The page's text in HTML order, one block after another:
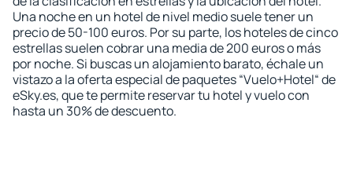
Una noche en un hotel de nivel medio suele tener un
precio de 50-100 euros. Por su parte, los hoteles de cinco
estrellas suelen cobrar una media de 200 euros o más
por noche. Si buscas un alojamiento barato, échale un
vistazo a la oferta especial de paquetes “Vuelo+Hotel“ de
eSky.es, que te permite reservar tu hotel y vuelo con
hasta un 30% de descuento.